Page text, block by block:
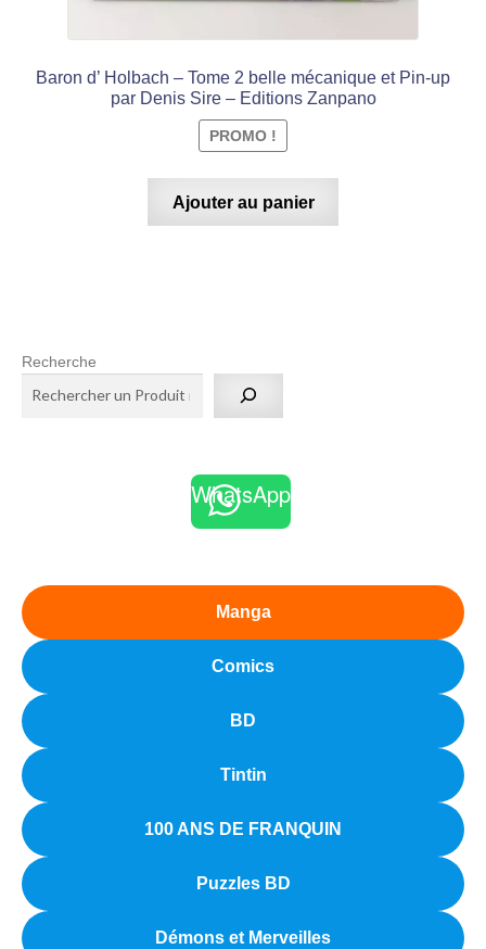
Baron d’ Holbach – Tome 2 belle mécanique et Pin-up
par Denis Sire – Editions Zanpano
PROMO !
Ajouter au panier
Recherche
WhatsApp
Manga
Comics
BD
Tintin
100 ANS DE FRANQUIN
Puzzles BD
Démons et Merveilles